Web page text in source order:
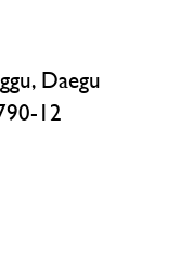
Daegu
12